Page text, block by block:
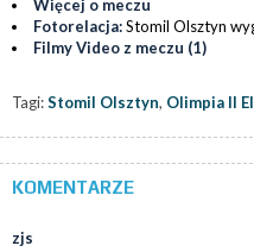
Więcej o meczu
Fotorelacja:Stomil Olsztyn
Filmy Video z meczu (1)
Tagi:Stomil Olsztyn, Olimpia II
KOMENTARZE
zjs